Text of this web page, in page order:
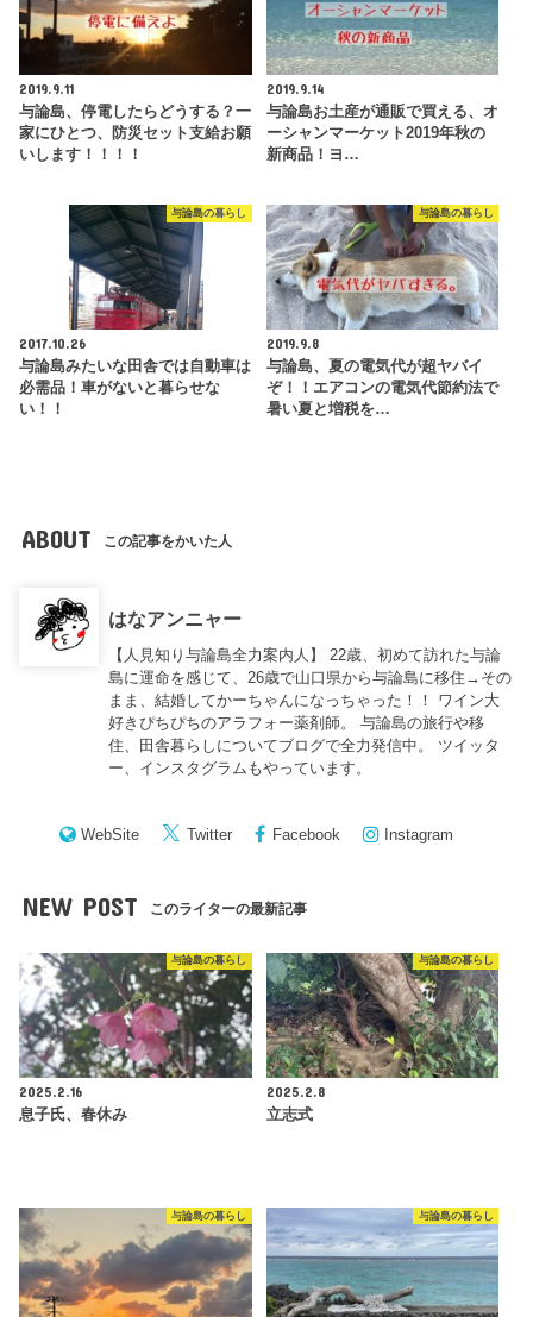
2019.9.11
与論島、停電したらどうする？一
家にひとつ、防災セット支給お願
いします！！！！
2019.9.14
与論島お土産が通販で買える、オ
ーシャンマーケット2019年秋の
新商品！ヨ…
与論島の暮らし
2017.10.26
与論島みたいな田舎では自動車は
必需品！車がないと暮らせな
い！！
与論島の暮らし
2019.9.8
与論島、夏の電気代が超ヤバイ
ぞ！！エアコンの電気代節約法で
暑い夏と増税を…
ABOUT この記事をかいた人
はなアンニャー
【人見知り与論島全力案内人】 22歳、初めて訪れた与論
島に運命を感じて、26歳で山口県から与論島に移住→その
まま、結婚してかーちゃんになっちゃった！！ ワイン大
好きぴちぴちのアラフォー薬剤師。 与論島の旅行や移
住、田舎暮らしについてブログで全力発信中。 ツイッタ
ー、インスタグラムもやっています。
WebSite Twitter Facebook Instagram
NEW POST このライターの最新記事
与論島の暮らし
2025.2.16
息子氏、春休み
与論島の暮らし
2025.2.8
立志式
与論島の暮らし 与論島の暮らし